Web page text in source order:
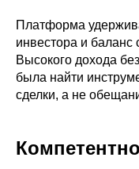
Платформа
инвестора и баланс
Высокого дохода
была найти
сделки, а не